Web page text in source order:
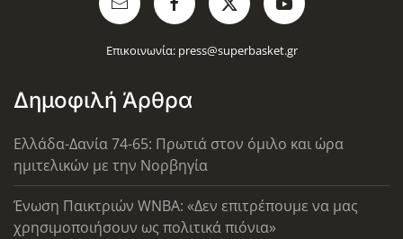
Επικοινωνία: press@superbasket.gr
Δημοφιλή Άρθρα
Ελλάδα-Δανία 74-65: Πρωτιά στον όμιλο και ώρα
ημιτελικών με την Νορβηγία
Ένωση Παικτριών WNBA: «Δεν επιτρέπουμε να μας
χρησιμοποιήσουν ως πολιτικά πιόνια»